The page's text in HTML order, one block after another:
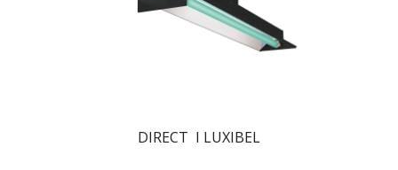
DIRECT  I LUXIBEL